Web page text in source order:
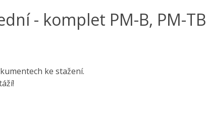
- komplet PM-B, PM-TB
ke stažení.